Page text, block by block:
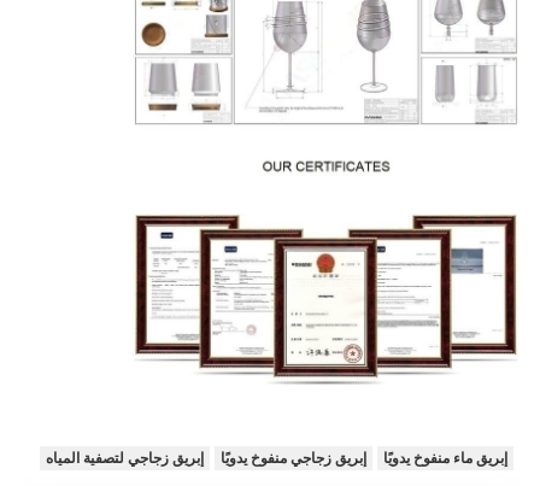
إبريق ماء منفوخ يدويًا إبريق زجاجي منفوخ يدويًا إبريق زجاجي لتصفية المياه